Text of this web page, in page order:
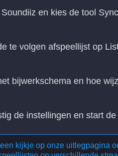
en kies de tool
te volgen afspeellijst op
bijwerkschema en hoe
de instellingen en start
kijkje op onze uitlegpagina